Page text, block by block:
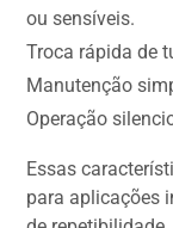
ou sensíveis.
Troca rápida de
Manutenção
Operação
Essas
para aplicações